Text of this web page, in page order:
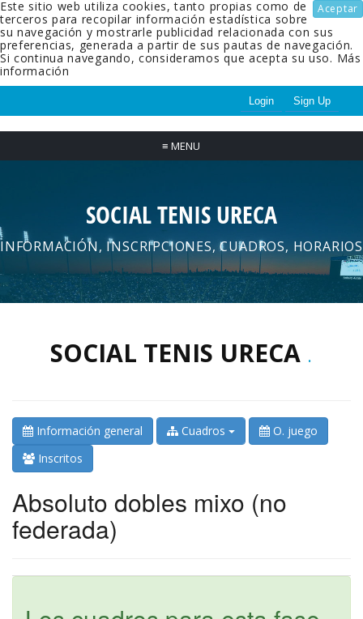
Aceptar
Este sitio web utiliza cookies, tanto propias como de
terceros para recopilar información estadística sobre
su navegación y mostrarle publicidad relacionada con sus
preferencias, generada a partir de sus pautas de navegación.
Si continua navegando, consideramos que acepta su uso. Más
información
Login Sign Up
≡ MENU
SOCIAL TENIS URECA
INFORMACIÓN, INSCRIPCIONES, CUADROS, HORARIOS
SOCIAL TENIS URECA .
Información general Cuadros
O. juego
Inscritos
Absoluto dobles mixo (no
federada)